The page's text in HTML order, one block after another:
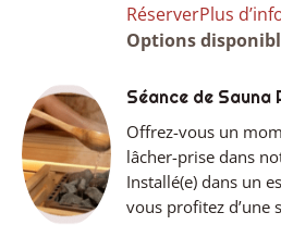
RéserverPlus
Options
Séance de
Offrez-vous un
lâcher-prise dans
Installé(e) dans un
vous profitez d’une